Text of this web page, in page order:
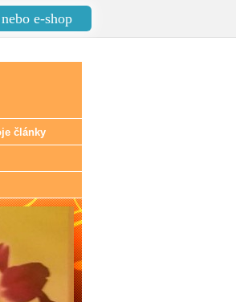
e-shop
články